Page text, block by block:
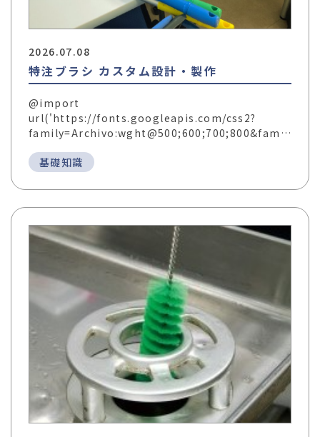
2026.07.08
特注ブラシ カスタム設計・製作
@import
url('https://fonts.googleapis.com/css2?
family=Archivo:wght@500;600;700;800&fam…
基礎知識